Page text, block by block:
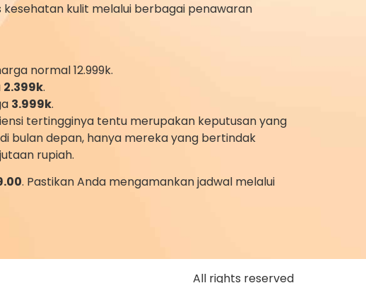
kulit melalui berbagai penawaran
normal 12.999k.
2.399k.
3.999k.
tertingginya tentu merupakan keputusan yang
bulan depan, hanya mereka yang bertindak
rupiah.
. Pastikan Anda mengamankan jadwal melalui
All rights reserved